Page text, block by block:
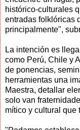
histórico-culturales
entradas folklóricas
principalmente",
La intención es
como Perú, Chile y
de ponencias,
herramientas una
Maestra, detallar
solo van
mítico y cultural que